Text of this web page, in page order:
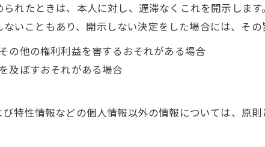
れたときは、本人に対し、遅滞なくこれを開示しま
いこともあり、開示しない決定をした場合には、その
の他の権利利益を害するおそれがある場合
及ぼすおそれがある場合
特性情報などの個人情報以外の情報については、原則